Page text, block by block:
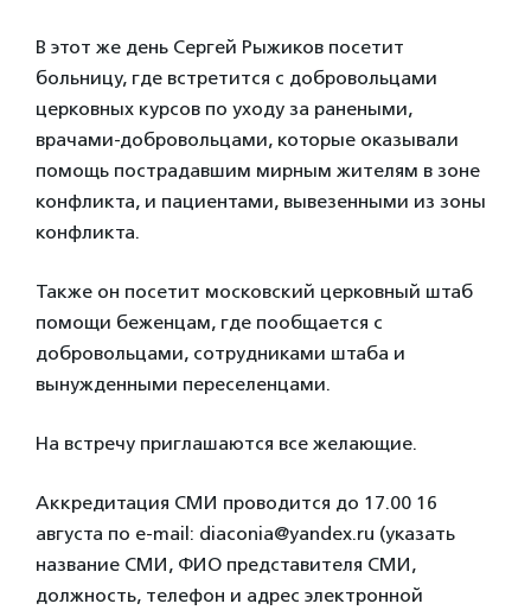
В этот же день Сергей Рыжиков посетит
больницу, где встретится с добровольцами
церковных курсов по уходу за ранеными,
врачами-добровольцами, которые оказывали
помощь пострадавшим мирным жителям в зоне
конфликта, и пациентами, вывезенными из зоны
конфликта.
Также он посетит московский церковный штаб
помощи беженцам, где пообщается с
добровольцами, сотрудниками штаба и
вынужденными переселенцами.
На встречу приглашаются все желающие.
Аккредитация СМИ проводится до 17.00 16
августа по e-mail: diaconia@yandex.ru (указать
название СМИ, ФИО представителя СМИ,
должность, телефон и адрес электронной